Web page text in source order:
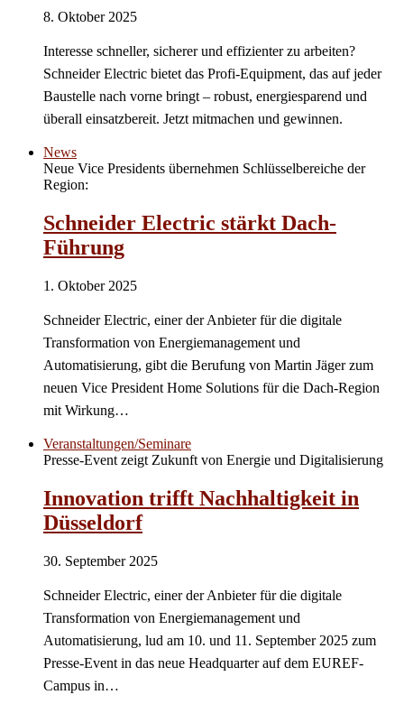
8. Oktober 2025
Interesse schneller, sicherer und effizienter zu arbeiten?
Schneider Electric bietet das Profi-Equipment, das auf jeder
Baustelle nach vorne bringt – robust, energiesparend und
überall einsatzbereit. Jetzt mitmachen und gewinnen.
News
Neue Vice Presidents übernehmen Schlüsselbereiche der
Region:
Schneider Electric stärkt Dach-
Führung
1. Oktober 2025
Schneider Electric, einer der Anbieter für die digitale
Transformation von Energiemanagement und
Automatisierung, gibt die Berufung von Martin Jäger zum
neuen Vice President Home Solutions für die Dach-Region
mit Wirkung…
Veranstaltungen/Seminare
Presse-Event zeigt Zukunft von Energie und Digitalisierung
Innovation trifft Nachhaltigkeit in
Düsseldorf
30. September 2025
Schneider Electric, einer der Anbieter für die digitale
Transformation von Energiemanagement und
Automatisierung, lud am 10. und 11. September 2025 zum
Presse-Event in das neue Headquarter auf dem EUREF-
Campus in…